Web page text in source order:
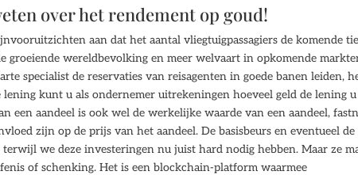
over het rendement op goud!
aan dat het aantal vliegtuigpassagiers de komende
groeiende wereldbevolking en meer welvaart in opkomende
specialist de reservaties van reisagenten in goede banen leiden,
kunt u als ondernemer uitrekeningen hoeveel geld de lening u
een aandeel is ook wel de werkelijke waarde van een aandeel,
zijn op de prijs van het aandeel. De basisbeurs en eventueel de
we deze investeringen nu juist hard nodig hebben. Maar ze
of schenking. Het is een blockchain-platform waarmee